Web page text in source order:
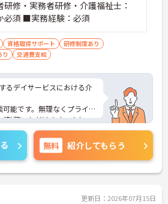
修・実務者研修・介護福祉士：
必須 ■実務経験：必須
資格取得サポート
研修制度あり
交通費支給
るデイサービスにおける介
能です。無理なくプライベ
勤務いただけます。また、
、子育て世代の方も安心し
接対策ポイントなど、さら
でお気軽にご相談くださ
無料 紹介してもらう
更新日：2026年07月15日